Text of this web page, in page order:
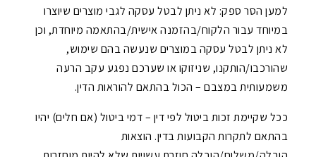
למען הסר ספק: לא ניתן לבטל עסקה לגבי מוצרים שיוצרו
במיוחד עבור הלקוח/בהזמנה אישית/בהתאמה מיוחדת, וכן
לא ניתן לבטל עסקה במוצרים שנעשה בהם שימוש,
שהורכבו/הותקנו, שניזוקו או שערכם נפגע עקב הרעה
משמעותית במצבם – הכול בהתאם להוראות הדין.
ככל שקיימת זכות ביטול לפי דין – דמי ביטול (אם חלים) יהיו
בהתאם לתקרות הקבועות בדין. הוצאות